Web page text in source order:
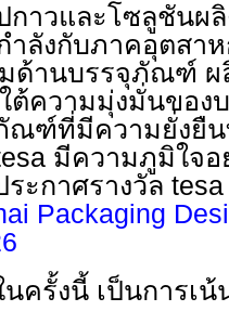
กาวและโซลูชัน
ำลังกับภาคอุตสา
มด้านบรรจุภัณฑ์
ต้ความมุ่งมั่นขอ
ณฑ์ที่มีความยั่งยืน
มีความภูมิใจอ
ะกาศรางวัล
Packaging
ครั้งนี้ เป็นการเ